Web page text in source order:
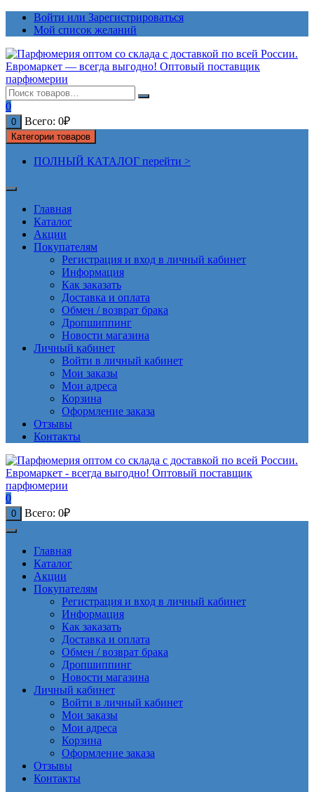
ПерейтиВойти или Зарегистрироваться
Мой список желаний
0
0 Всего: 0₽
Категории товаров
ПОЛНЫЙ КАТАЛОГ перейти >
Главная
Каталог
Акции
Покупателям
Регистрация и вход в личный кабинет
Информация
Как заказать
Доставка и оплата
Обмен / возврат брака
Дропшиппинг
Новости магазина
Личный кабинет
Войти в личный кабинет
Мои заказы
Мои адреса
Корзина
Оформление заказа
Отзывы
Контакты
0
0 Всего: 0₽
Главная
Каталог
Акции
Покупателям
Регистрация и вход в личный кабинет
Информация
Как заказать
Доставка и оплата
Обмен / возврат брака
Дропшиппинг
Новости магазина
Личный кабинет
Войти в личный кабинет
Мои заказы
Мои адреса
Корзина
Оформление заказа
Отзывы
Контакты